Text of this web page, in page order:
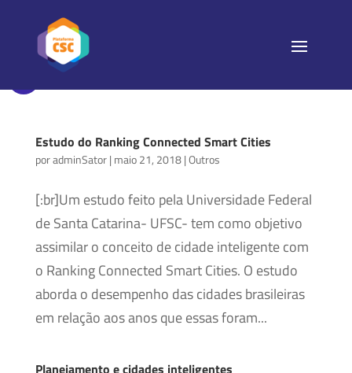
Estudo do Ranking Connected Smart Cities
poradminSator| maio 21, 2018|Outros
[:br]Um estudo feito pela Universidade Federal
de Santa Catarina- UFSC- tem como objetivo
assimilar o conceito de cidade inteligente com
o Ranking Connected Smart Cities. O estudo
aborda o desempenho das cidades brasileiras
em relação aos anos que essas foram...
Planejamento e cidades inteligentes